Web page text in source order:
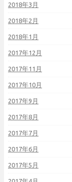
2018年3月
2018年2月
2018年1月
2017年12月
2017年11月
2017年10月
2017年9月
2017年8月
2017年7月
2017年6月
2017年5月